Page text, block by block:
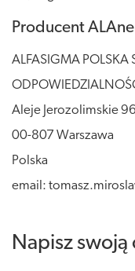
Producent
ALFASIGMA POLSKA
Aleje Jerozolimskie 96
00-807 Warszawa
Polska
email:
Napisz swoją